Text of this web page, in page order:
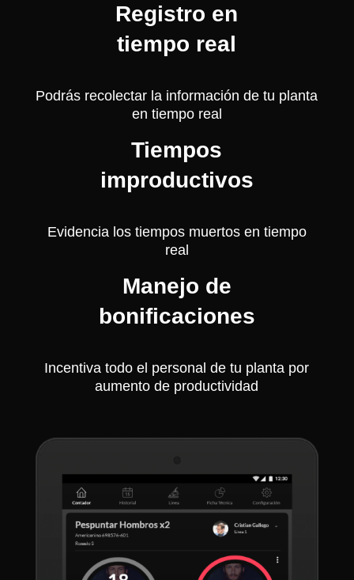
Registro en
tiempo real
Podrás recolectar la información de tu planta
en tiempo real
Tiempos
improductivos
Evidencia los tiempos muertos en tiempo
real
Manejo de
bonificaciones
Incentiva todo el personal de tu planta por
aumento de productividad